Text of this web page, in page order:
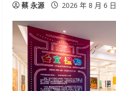
蔡 永源 2026 年 8 月 6 日